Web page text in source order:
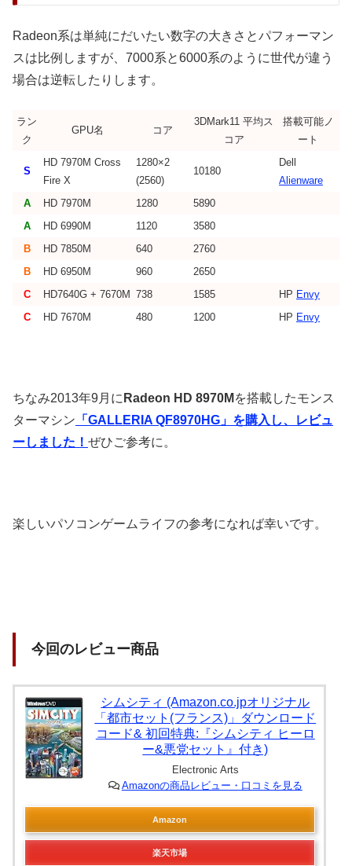
Radeon系は単純にだいたい数字の大きさとパフォーマン
スは比例しますが、7000系と6000系のように世代が違う
場合は逆転したりします。
ラン
ク
GPU名 コア
3DMark11 平均ス
コア
搭載可能ノ
ート
S
HD 7970M Cross
Fire X
1280×2
(2560)
10180
Dell
Alienware
A
HD 7970M 1280
5890
A
HD 6990M 1120
3580
B
HD 7850M 640
2760
B
HD 6950M 960
2650
C
HD7640G + 7670M 738 1585 HP Envy
C
HD 7670M 480 1200 HP Envy
ちなみ2013年9月に Radeon HD 8970M を搭載したモンス
ターマシン 「GALLERIA QF8970HG」を購入し、レビュ
ーしました！ ぜひご参考に。
楽しいパソコンゲームライフの参考になれば幸いです。
今回のレビュー商品
シムシティ (Amazon.co.jpオリジナル
「都市セット(フランス)」ダウンロード
コード& 初回特典:『シムシティ ヒーロ
ー&悪党セット』付き)
Electronic Arts
Amazonの商品レビュー・口コミを見る
Amazon
楽天市場